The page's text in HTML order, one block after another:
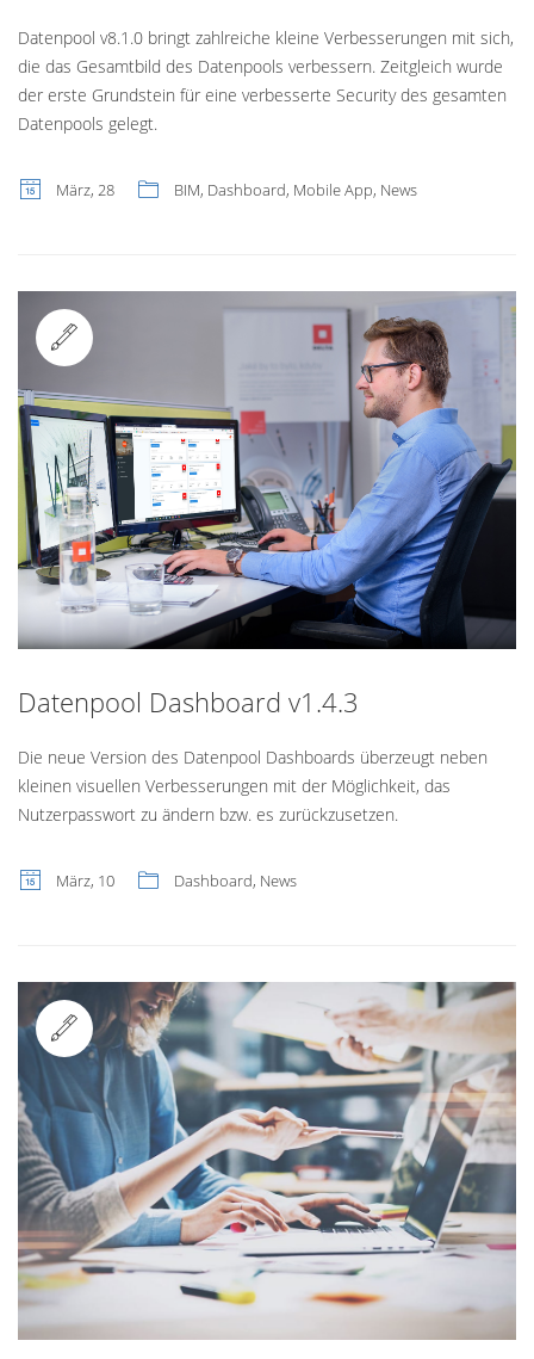
Datenpool v8.1.0 bringt zahlreiche kleine Verbesserungen mit sich,
die das Gesamtbild des Datenpools verbessern. Zeitgleich wurde
der erste Grundstein für eine verbesserte Security des gesamten
Datenpools gelegt.
März, 28 BIM, Dashboard, Mobile App, News
Standard
Datenpool Dashboard v1.4.3
Die neue Version des Datenpool Dashboards überzeugt neben
kleinen visuellen Verbesserungen mit der Möglichkeit, das
Nutzerpasswort zu ändern bzw. es zurückzusetzen.
März, 10 Dashboard, News
Standard